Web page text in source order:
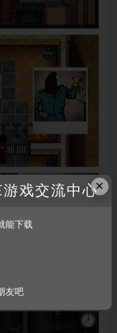
×
戏交流中心
能下载
友吧